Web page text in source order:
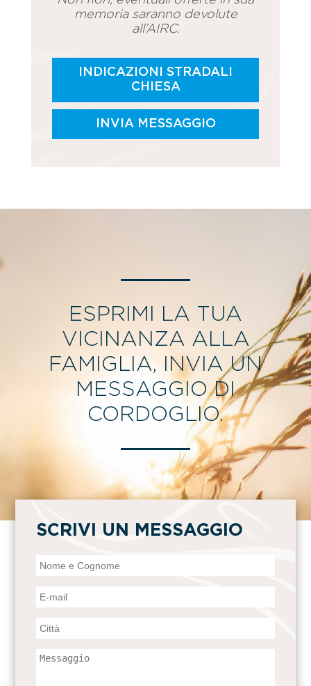
memoria saranno devolute
all’AIRC.
INDICAZIONI STRADALI
CHIESA
INVIA MESSAGGIO
ESPRIMI LA TUA
VICINANZA ALLA
FAMIGLIA, INVIA UN
MESSAGGIO DI
CORDOGLIO.
SCRIVI UN MESSAGGIO